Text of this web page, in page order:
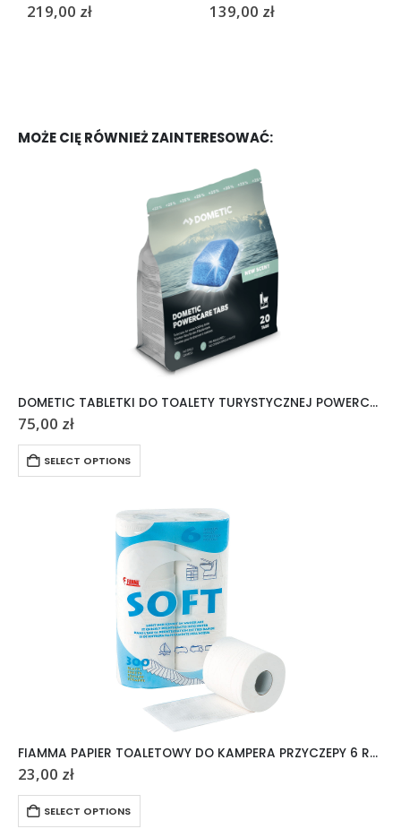
219,00 zł 139,00 zł
MOŻE CIĘ RÓWNIEŻ ZAINTERESOWAĆ:
DOMETIC TABLETKI DO TOALETY TURYSTYCZNEJ POWERCARE TABS 20 SZTUK
75,00 zł
SELECT OPTIONS
FIAMMA PAPIER TOALETOWY DO KAMPERA PRZYCZEPY 6 ROLEK
23,00 zł
SELECT OPTIONS